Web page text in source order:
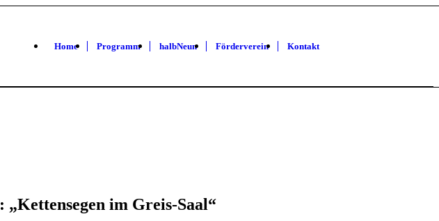
Home Programm halbNeun Förderverein Kontakt
im Greis-Saal“